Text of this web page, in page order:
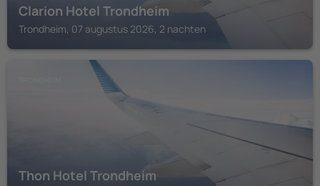
Clarion Hotel Trondheim
Trondheim, 07 augustus 2026, 2 nachten
Thon Hotel Trondheim